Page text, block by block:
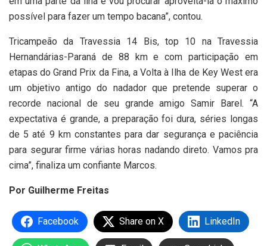
possível para fazer um tempo bacana”, contou.
Tricampeão da Travessia 14 Bis, top 10 na Travessia
Hernandárias-Paraná de 88 km e com participação em
etapas do Grand Prix da Fina, a Volta à Ilha de Key West era
um objetivo antigo do nadador que pretende superar o
recorde nacional de seu grande amigo Samir Barel. “A
expectativa é grande, a preparação foi dura, séries longas
de 5 até 9 km constantes para dar segurança e paciência
para segurar firme várias horas nadando direto. Vamos pra
cima”, finaliza um confiante Marcos.
Por Guilherme Freitas
Facebook Share on X LinkedIn